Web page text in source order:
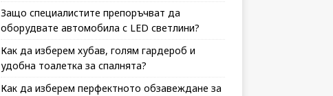
Защо специалистите препоръчват да
оборудвате автомобила с LED светлини?
Как да изберем хубав, голям гардероб и
удобна тоалетка за спалнята?
Как да изберем перфектното обзавеждане за